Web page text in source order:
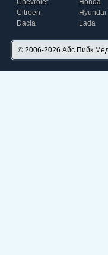
Chevrolet
Citroen
Dacia
Honda
Hyundai
Lada
© 2006-2026 Айс Пийк